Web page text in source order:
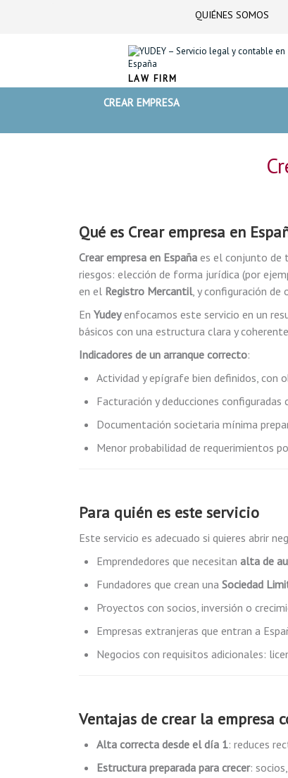
QUIÉNES SOMOS
LAW FIRM
CREAR EMPRESA
Qué es Crear empresa en
Crear empresa en España es el conjunto de
riesgos: elección de forma jurídica (por
en el Registro Mercantil, y configuración de
En Yudeyenfocamos este servicio en un
básicos con una estructura clara y
Indicadores de un arranque correcto:
Actividad y epígrafe bien definidos, con
Facturación y deducciones
Documentación societaria mínima
Menor probabilidad de requerimientos
Para quién es este servicio
Este servicio es adecuado si quieres abrir
Emprendedores que necesitan alta de
Fundadores que crean una Sociedad
Proyectos con socios, inversión o
Empresas extranjeras que entran a
Negocios con requisitos adicionales:
Ventajas de crear la empresa
Alta correcta desde el día 1: reduces
Estructura preparada para crecer: